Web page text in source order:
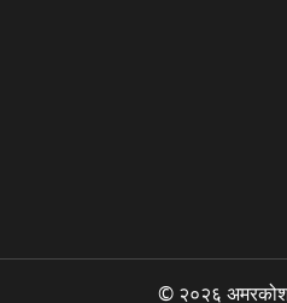
© २०२६ अमरकोश